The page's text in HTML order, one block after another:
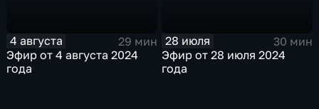
4 августа
29 мин
Эфир от 4 августа 2024
года
28 июля
30 мин
Эфир от 28 июля 2024
года